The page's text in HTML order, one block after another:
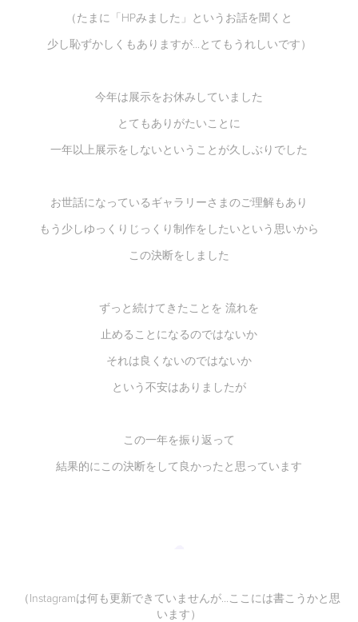
（たまに「HPみました」というお話を聞くと
少し恥ずかしくもありますが...とてもうれしいです）
今年は展示をお休みしていました
とてもありがたいことに
一年以上展示をしないということが久しぶりでした
お世話になっているギャラリーさまのご理解もあり
もう少しゆっくりじっくり制作をしたいという思いから
この決断をしました
ずっと続けてきたことを 流れを
止めることになるのではないか
それは良くないのではないか
という不安はありましたが
この一年を振り返って
結果的にこの決断をして良かったと思っています
（Instagramは何も更新できていませんが...
ここには書こうかと思
います）